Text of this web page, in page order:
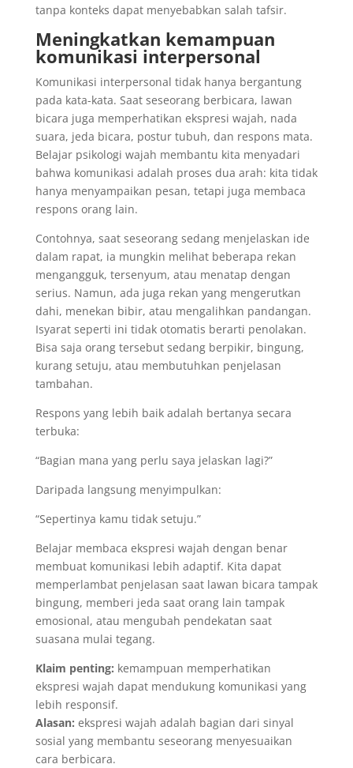
tanpa konteks dapat menyebabkan salah tafsir.
Meningkatkan kemampuan
komunikasi interpersonal
Komunikasi interpersonal tidak hanya bergantung
pada kata-kata. Saat seseorang berbicara, lawan
bicara juga memperhatikan ekspresi wajah, nada
suara, jeda bicara, postur tubuh, dan respons mata.
Belajar psikologi wajah membantu kita menyadari
bahwa komunikasi adalah proses dua arah: kita tidak
hanya menyampaikan pesan, tetapi juga membaca
respons orang lain.
Contohnya, saat seseorang sedang menjelaskan ide
dalam rapat, ia mungkin melihat beberapa rekan
mengangguk, tersenyum, atau menatap dengan
serius. Namun, ada juga rekan yang mengerutkan
dahi, menekan bibir, atau mengalihkan pandangan.
Isyarat seperti ini tidak otomatis berarti penolakan.
Bisa saja orang tersebut sedang berpikir, bingung,
kurang setuju, atau membutuhkan penjelasan
tambahan.
Respons yang lebih baik adalah bertanya secara
terbuka:
“Bagian mana yang perlu saya jelaskan lagi?”
Daripada langsung menyimpulkan:
“Sepertinya kamu tidak setuju.”
Belajar membaca ekspresi wajah dengan benar
membuat komunikasi lebih adaptif. Kita dapat
memperlambat penjelasan saat lawan bicara tampak
bingung, memberi jeda saat orang lain tampak
emosional, atau mengubah pendekatan saat
suasana mulai tegang.
Klaim penting: kemampuan memperhatikan
ekspresi wajah dapat mendukung komunikasi yang
lebih responsif.
Alasan: ekspresi wajah adalah bagian dari sinyal
sosial yang membantu seseorang menyesuaikan
cara berbicara.